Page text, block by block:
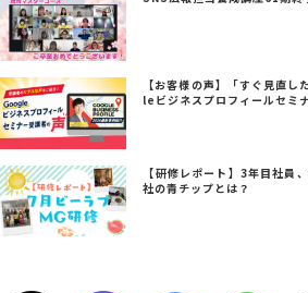
【お客様の声】「すぐ見直
leビジネスプロフィールセミ
【研修レポート】3年目社員
社の青チップとは？